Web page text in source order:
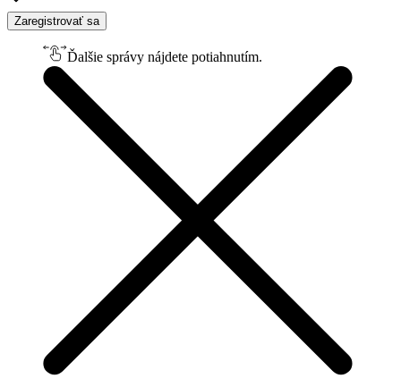
Zaregistrovať sa
Ďalšie správy nájdete potiahnutím.